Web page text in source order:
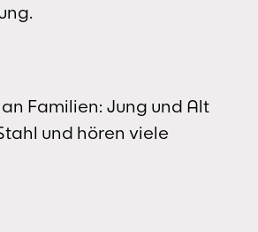
Familien: Jung und Alt
und hören viele